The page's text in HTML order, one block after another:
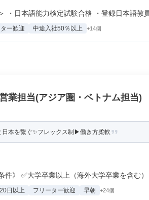
・日本語能力検定試験合格 ・登録日本語教員
ー歓迎 中途入社50％以上 +14個
業担当(アジア圏・ベトナム担当)
本を繋ぐ✨フレックス制▶働き方柔軟
件》 ✅大学卒業以上（海外大学卒業を含む）
日以上 フリーター歓迎 早朝 +24個